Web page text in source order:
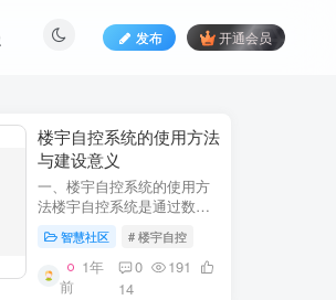
发布 开通会员
​​楼宇自控系统的使用方法
与建设意义​
一、楼宇自控系统的使用方
法​​楼宇自控系统是通过数字
化、自动化技术对建筑内机
电设备（如暖通空调、照
明、电梯、给排水等）进行
集中监控、管理和优化运行
智慧社区 # 楼宇自控
1年
前
0
191
14